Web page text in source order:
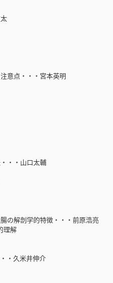
意点・・・宮本英明
・・山口太輔
の解剖学的特徴・・・前原浩亮
理解
・久米井伸介